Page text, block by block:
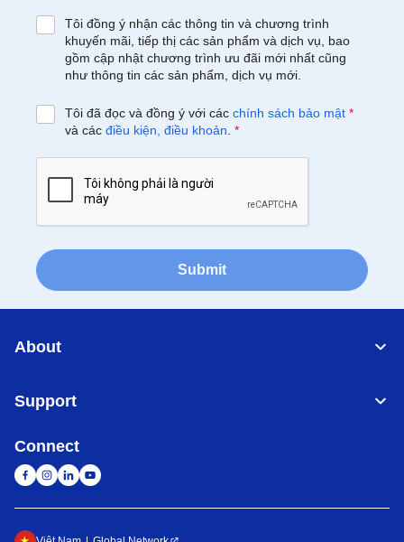
Tôi đồng ý nhận các thông tin và chương trình
khuyến mãi, tiếp thị các sản phẩm và dịch vụ, bao
gồm cập nhật chương trình ưu đãi mới nhất cũng
như thông tin các sản phẩm, dịch vụ mới.
Tôi đã đọc và đồng ý với các chính sách bảo mật *
và các điều kiện, điều khoản *
Submit
About
Support
Connect